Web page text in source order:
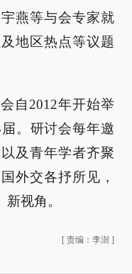
燕等与会专家就
地区热点等议题
自2012年开始举
。研讨会每年邀
及青年学者齐聚
外交各抒所见，
视角。
[ 责编：李澍 ]